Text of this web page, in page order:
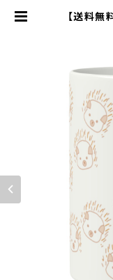
【送料無